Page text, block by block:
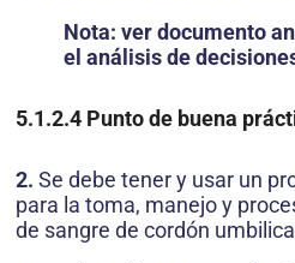
Nota: ver documento
el análisis de
5.1.2.4 Punto de buena
2. Se debe tener y usar un
para la toma, manejo y
de sangre de cordón